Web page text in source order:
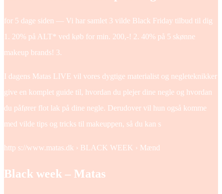
for 5 dage siden — Vi har samlet 3 vilde Black Friday tilbud til dig
1. 20% på ALT* ved køb for min. 200,-! 2. 40% på 5 skønne
makeup brands! 3.
I dagens Matas LIVE vil vores dygtige materialist og negleteknikker
give en komplet guide til, hvordan du plejer dine negle og hvordan
du påfører flot lak på dine negle. Derudover vil hun også komme
med vilde tips og tricks til makeuppen, så du kan s
http s://www.matas.dk › BLACK WEEK › Mænd
Black week – Matas